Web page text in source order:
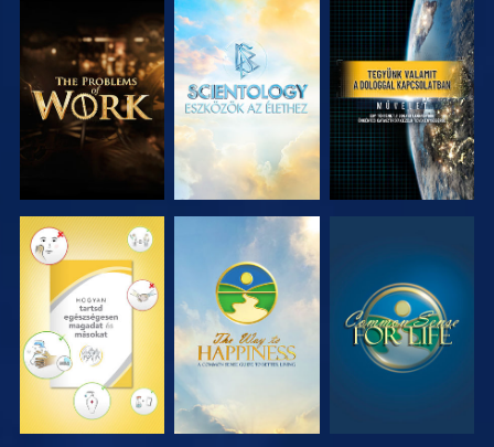
A SOROZAT
RÉSZEI
A SOROZAT
RÉSZEI
MŰSORNÉZÉS
MŰSORNÉZÉS MŰSORNÉZÉS MŰSORNÉZÉS